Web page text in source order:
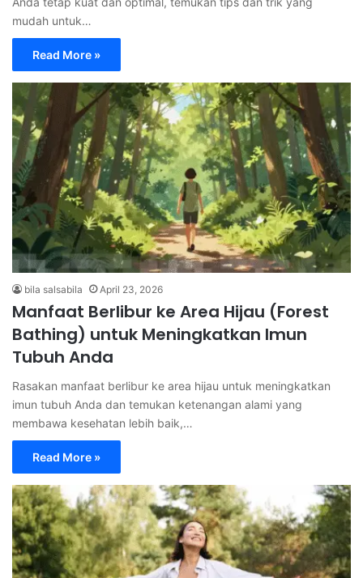
mudah untuk…
Read More »
bila salsabila April 23, 2026
Manfaat Berlibur ke Area Hijau (Forest
Bathing) untuk Meningkatkan Imun
Tubuh Anda
Rasakan manfaat berlibur ke area hijau untuk meningkatkan
imun tubuh Anda dan temukan ketenangan alami yang
membawa kesehatan lebih baik,…
Read More »